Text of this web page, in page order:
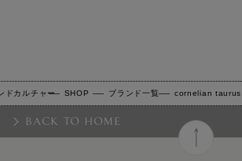
ドカルチャー SHOP ブランド一覧 cornelian
BACK TO HOME